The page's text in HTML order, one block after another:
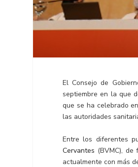
El Consejo de
septiembre en la que
que se ha celebrado
las autoridades
Entre los diferentes
Cervantes (BVMC),
actualmente con más